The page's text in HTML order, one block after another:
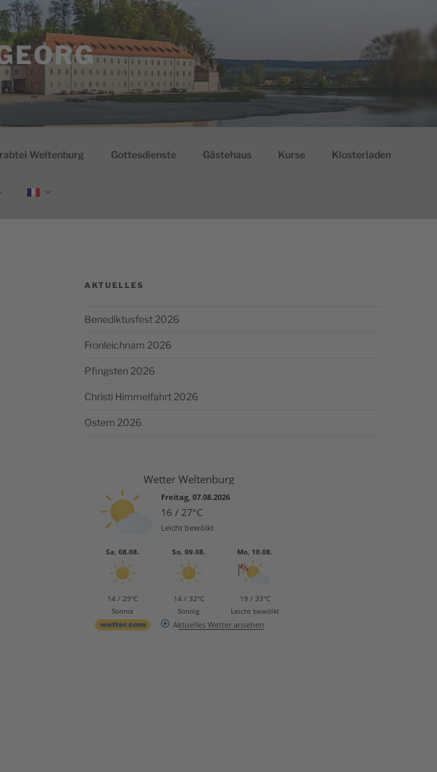
Weltenburg Gottesdienste Gästehaus Kurse Klosterladen
AKTUELLES
Benediktusfest 2026
Fronleichnam 2026
Pfingsten 2026
Christi Himmelfahrt 2026
Ostern 2026
Wetter Weltenburg
Freitag, 07.08.2026
16 / 27°C
Leicht bewölkt
Sa, 08.08.
14 / 29°C
Sonnig
So, 09.08.
14 / 32°C
Sonnig
Mo, 10.08.
19 / 33°C
Leicht bewölkt
Aktuelles Wetter ansehen